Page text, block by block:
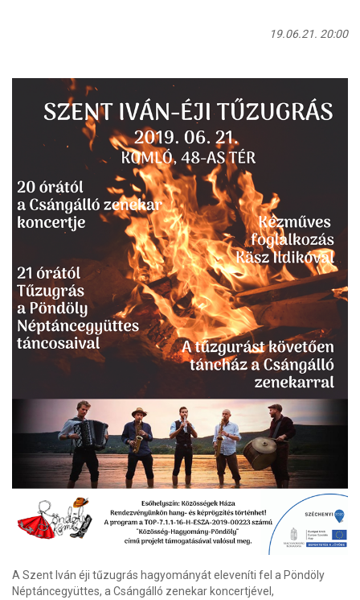
19.06.21. 20:00
A Szent Iván éji tűzugrás hagyományát eleveníti fel a Pöndöly
Néptáncegyüttes, a Csángálló zenekar koncertjével,